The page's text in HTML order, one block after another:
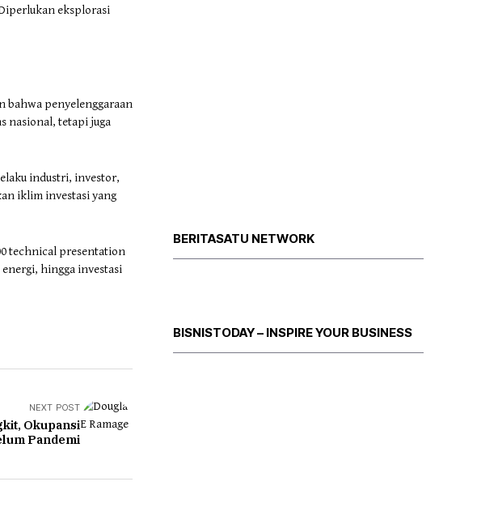
eksplorasi
bahwa penyelenggaraan
nasional, tetapi juga
industri, investor,
iklim investasi yang
technical presentation
hingga investasi
NEXT POST
Okupansi
Pandemi
BERITASATU NETWORK
BISNISTODAY – INSPIRE YOUR BUSINESS